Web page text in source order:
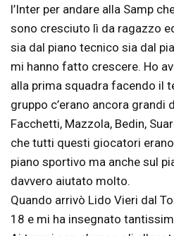
l’Inter per andare alla Samp
sono cresciuto lì da ragazzo
sia dal piano tecnico sia dal
mi hanno fatto crescere. Ho
alla prima squadra facendo il
gruppo c’erano ancora grandi
Facchetti, Mazzola, Bedin,
che tutti questi giocatori
piano sportivo ma anche sul
davvero aiutato molto.
Quando arrivò Lido Vieri dal
18 e mi ha insegnato